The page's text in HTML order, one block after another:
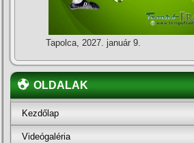
Tapolca, 2027. január 9.
OLDALAK
Kezdőlap
Videógaléria